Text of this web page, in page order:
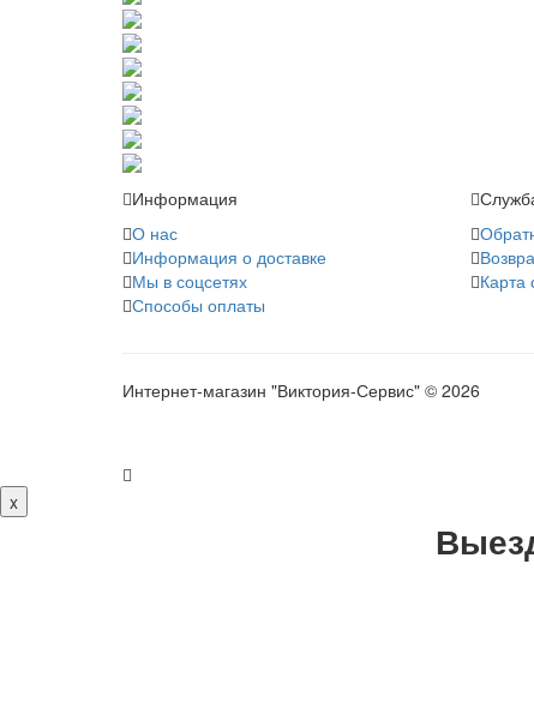
Информация
О нас
Информация о доставке
Мы в соцсетях
Способы оплаты
Карта
Интернет-магазин "Виктория-Сервис" © 2026
x